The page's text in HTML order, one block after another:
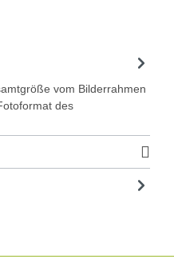
vom Bilderrahmen
des